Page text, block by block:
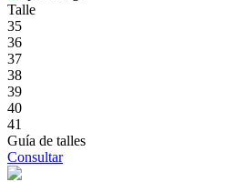
Talle
35
36
37
38
39
40
41
Guía de talles
Consultar